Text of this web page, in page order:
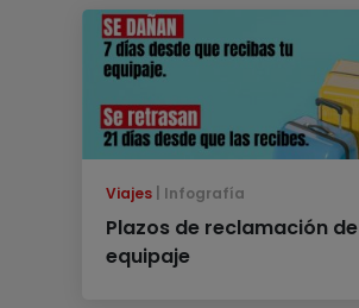
Viajes Infografía
Plazos de reclamación de
equipaje